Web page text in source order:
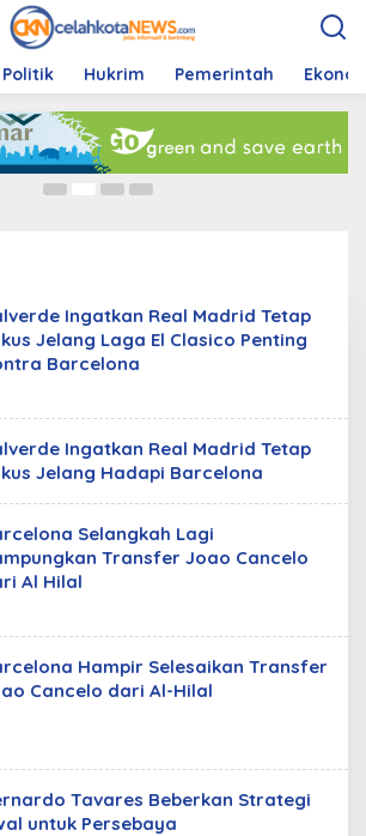
Politik Hukrim Pemerintah
Adaptasi Hadapi Semen
Puasa
Ingatkan Real Madrid Tetap
Jelang Laga El Clasico Penting
Barcelona
Ingatkan Real Madrid Tetap
Jelang Hadapi Barcelona
Selangkah Lagi
Transfer Joao Cancelo
Al Hilal
Hampir Selesaikan Transfer
Cancelo dari Al-Hilal
Tavares Beberkan Strategi
untuk Persebaya